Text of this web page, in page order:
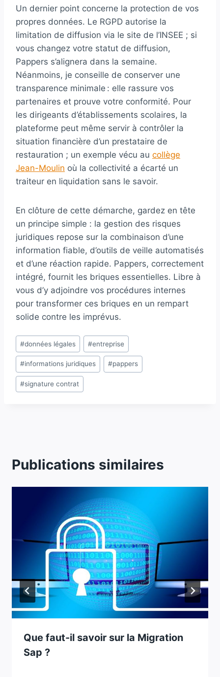
Un dernier point concerne la protection de vos
propres données. Le RGPD autorise la
limitation de diffusion via le site de l’INSEE ; si
vous changez votre statut de diffusion,
Pappers s’alignera dans la semaine.
Néanmoins, je conseille de conserver une
transparence minimale : elle rassure vos
partenaires et prouve votre conformité. Pour
les dirigeants d’établissements scolaires, la
plateforme peut même servir à contrôler la
situation financière d’un prestataire de
restauration ; un exemple vécu au collège
Jean-Moulin où la collectivité a écarté un
traiteur en liquidation sans le savoir.
En clôture de cette démarche, gardez en tête
un principe simple : la gestion des risques
juridiques repose sur la combinaison d’une
information fiable, d’outils de veille automatisés
et d’une réaction rapide. Pappers, correctement
intégré, fournit les briques essentielles. Libre à
vous d’y adjoindre vos procédures internes
pour transformer ces briques en un rempart
solide contre les imprévus.
Étiquettes
de
la
publication :
#données légales #entreprise
#informations juridiques #pappers
#signature contrat
Publications similaires
Que faut-il savoir sur la Migration
Sap ?